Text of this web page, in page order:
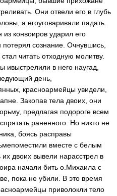
Они отвели его в глубь
а егоуговаривали падать.
конвоиров ударил его
потерял сознание. Очнувшись,
читать отходную молитву.
ивыстрелили в него наугад,
день,
красноармейцы увидели,
Закопав тела двоих, они
предлагая подороге всем
раненного. Но никто не
боясь расправы
вместе с белым
двоих вывели нарасстрел в
начали бить о.Михаила с
пока не убили. В это время
приволокли тело